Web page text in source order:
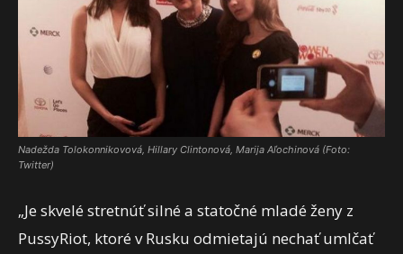
Nadežda Tolokonnikovová, Hillary Clintonová, Marija Aľochinová (Foto:
Twitter)
„Je skvelé stretnúť silné a statočné mladé ženy z
PussyRiot, ktoré v Rusku odmietajú nechať umlčať